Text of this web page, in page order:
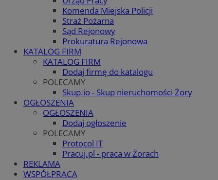
Komenda Miejska Policji
Straż Pożarna
Sąd Rejonowy
Prokuratura Rejonowa
KATALOG FIRM
KATALOG FIRM
Dodaj firmę do katalogu
POLECAMY
Skup.io - Skup nieruchomości Żory
OGŁOSZENIA
OGŁOSZENIA
Dodaj ogłoszenie
POLECAMY
Protocol IT
Pracuj.pl - praca w Żorach
REKLAMA
WSPÓŁPRACA